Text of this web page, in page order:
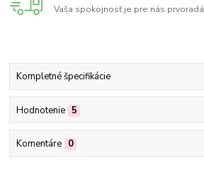
Vaša spokojnosť je pre nás prvoradá
Kompletné špecifikácie
Hodnotenie 5
Komentáre 0